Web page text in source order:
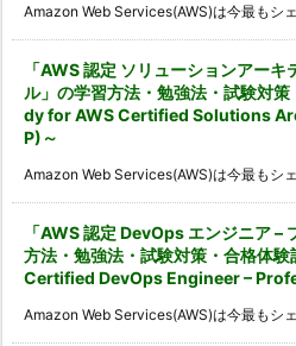
Amazon Web Services(AWS)は今最もシ
「AWS 認定 ソリューションアー
ル」の学習方法・勉強法・試験対
dy for AWS Certified Solutions
P)～
Amazon Web Services(AWS)は今最もシ
「AWS 認定 DevOps エンジニア –
方法・勉強法・試験対策・合格体
Certified DevOps Engineer –
Amazon Web Services(AWS)は今最もシ